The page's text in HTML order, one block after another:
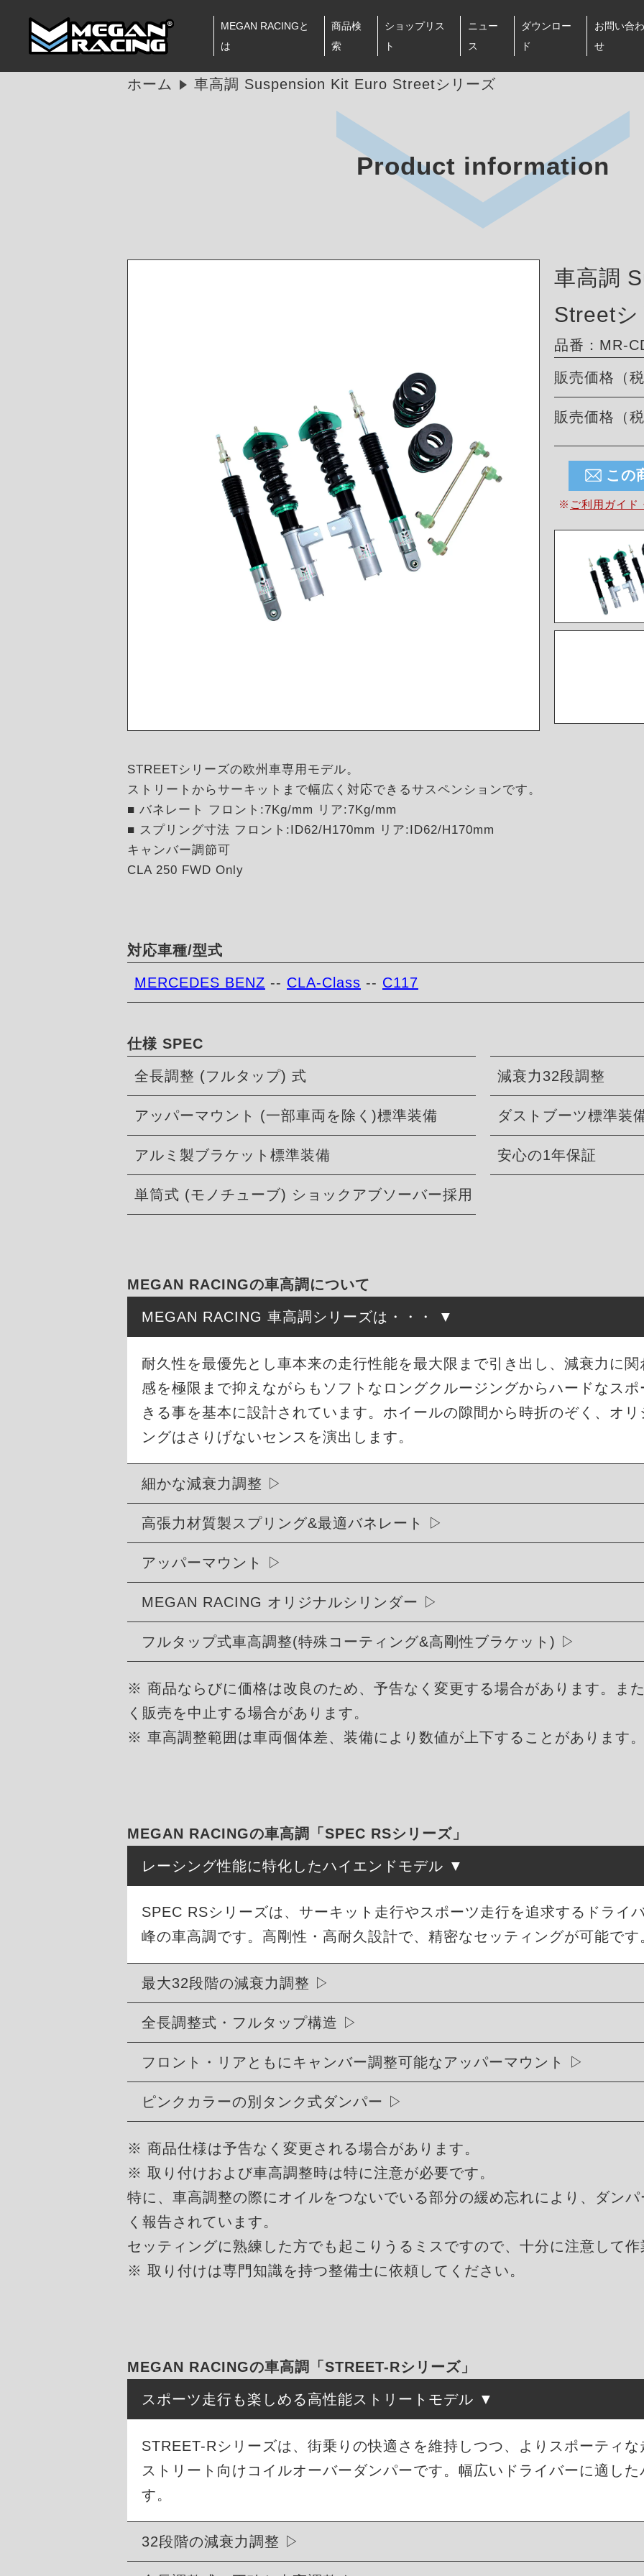
MEGAN RACINGと
は
商品検
索
ショップリス
ト
ニュー
ス
ダウンロー
ド
お問い合わ
せ
ホーム 車高調 Suspension Kit Euro Streetシリーズ
Product information
車高調
Street
品番：MR-
販売価格（
販売価格（
この
※ ご利用ガイド
STREETシリーズの欧州車専用モデル。
ストリートからサーキットまで幅広く対応できるサスペンションです。
■ バネレート フロント:7Kg/mm リア:7Kg/mm
■ スプリング寸法 フロント:ID62/H170mm リア:ID62/H170mm
キャンバー調節可
CLA 250 FWD Only
対応車種/型式
MERCEDES BENZ -- CLA-Class -- C117
仕様 SPEC
全長調整 (フルタップ) 式 減衰力32段調整
アッパーマウント (一部車両を除く)標準装備 ダストブーツ標準装
アルミ製ブラケット標準装備 安心の1年保証
単筒式 (モノチューブ) ショックアブソーバー採用
MEGAN RACINGの車高調について
MEGAN RACING 車高調シリーズは・・・
耐久性を最優先とし車本来の走行性能を最大限まで引き出し、減衰力に
感を極限まで抑えながらもソフトなロングクルージングからハードなス
きる事を基本に設計されています。ホイールの隙間から時折のぞく、オ
ングはさりげないセンスを演出します。
細かな減衰力調整
高張力材質製スプリング&最適バネレート
アッパーマウント
MEGAN RACING オリジナルシリンダー
フルタップ式車高調整(特殊コーティング&高剛性ブラケット)
※ 商品ならびに価格は改良のため、予告なく変更する場合があります。ま
く販売を中止する場合があります。
※ 車高調整範囲は車両個体差、装備により数値が上下することがあります
MEGAN RACINGの車高調「SPEC RSシリーズ」
レーシング性能に特化したハイエンドモデル
SPEC RSシリーズは、サーキット走行やスポーツ走行を追求するドライ
峰の車高調です。高剛性・高耐久設計で、精密なセッティングが可能です
最大32段階の減衰力調整
全長調整式・フルタップ構造
フロント・リアともにキャンバー調整可能なアッパーマウント
ピンクカラーの別タンク式ダンパー
※ 商品仕様は予告なく変更される場合があります。
※ 取り付けおよび車高調整時は特に注意が必要です。
特に、車高調整の際にオイルをつないでいる部分の緩め忘れにより、ダン
く報告されています。
セッティングに熟練した方でも起こりうるミスですので、十分に注意して
※ 取り付けは専門知識を持つ整備士に依頼してください。
MEGAN RACINGの車高調「STREET-Rシリーズ」
スポーツ走行も楽しめる高性能ストリートモデル
STREET-Rシリーズは、街乗りの快適さを維持しつつ、よりスポーティ
ストリート向けコイルオーバーダンパーです。幅広いドライバーに適し
す。
32段階の減衰力調整